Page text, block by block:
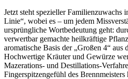
Jetzt steht spezieller Familienzuwachs
Linie“, wobei es – um jedem
ursprüngliche Wortbedeutung geht:
verwertbar gemachte heilkräftige
aromatische Basis der „Großen 4“ aus
Hochwertige Kräuter und Gewürze
Mazerations- und Destillations-
Fingerspitzengefühl des Brennmeisters